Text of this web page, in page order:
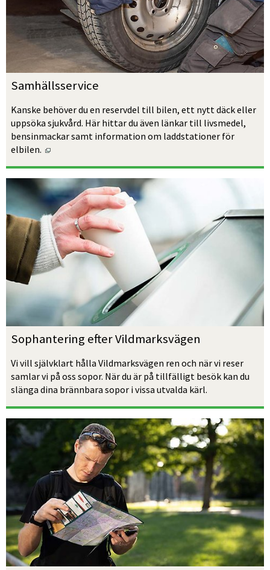
Samhällsservice
Kanske behöver du en reservdel till bilen, ett nytt däck eller
uppsöka sjukvård. Här hittar du även länkar till livsmedel,
bensinmackar samt information om laddstationer för
elbilen.
Sophantering efter Vildmarksvägen
Vi vill självklart hålla Vildmarksvägen ren och när vi reser
samlar vi på oss sopor. När du är på tillfälligt besök kan du
slänga dina brännbara sopor i vissa utvalda kärl.